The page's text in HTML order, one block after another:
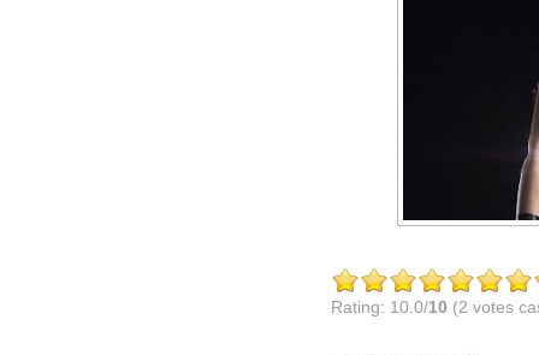
Rating: 10.0/10 (2 votes